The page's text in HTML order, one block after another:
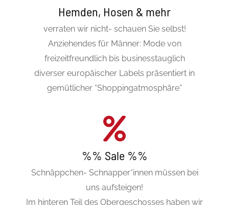
Hemden, Hosen & mehr
verraten wir nicht- schauen Sie selbst!
Anziehendes für Männer: Mode von
freizeitfreundlich bis businesstauglich
diverser europäischer Labels präsentiert in
gemütlicher “Shoppingatmosphäre”
%% Sale %%
Schnäppchen- Schnapper*innen müssen bei
uns aufsteigen!
Im hinteren Teil des Obergeschosses haben wir